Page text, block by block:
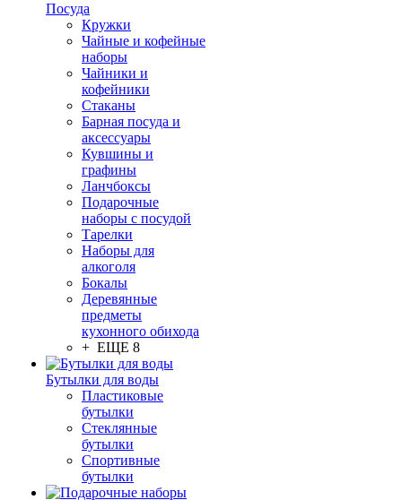
Посуда
Кружки
Чайные и кофейные
наборы
Чайники и
кофейники
Стаканы
Барная посуда и
аксессуары
Кувшины и
графины
Ланчбоксы
Подарочные
наборы с посудой
Тарелки
Наборы для
алкоголя
Бокалы
Деревянные
предметы
кухонного обихода
+ ЕЩЕ 8
Бутылки для воды
Пластиковые
бутылки
Стеклянные
бутылки
Спортивные
бутылки